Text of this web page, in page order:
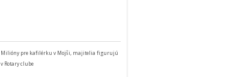
Milióny pre kafilérku v Mojši, majitelia figurujú
v Rotary clube